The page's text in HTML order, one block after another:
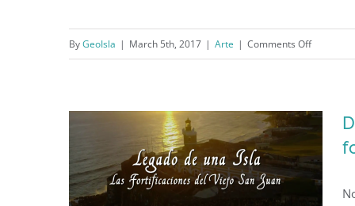
Cartel del Festival del Viento
ByGeoIsla | March 5th, 2017 | Arte | Comments Offon
del